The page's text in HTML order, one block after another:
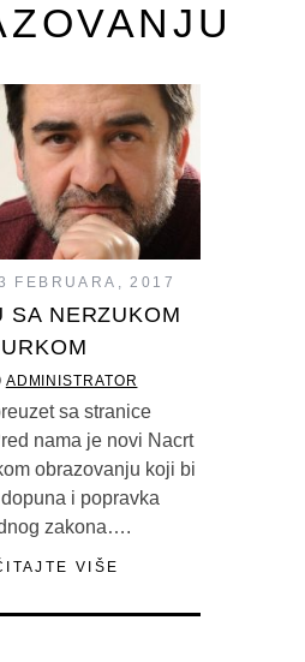
FEBRUARA, 2017
SA NERZUKOM
ADMINISTRATOR
sa stranice
nama je novi Nacrt
obrazovanju koji bi
i popravka
zakona….
VIŠE